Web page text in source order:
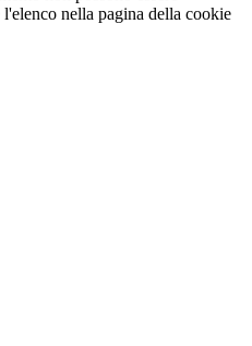
nella pagina della cookie